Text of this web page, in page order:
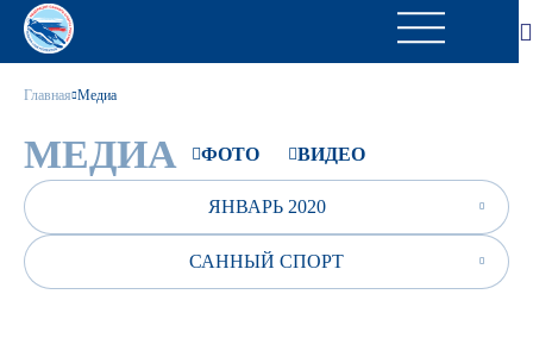
Главная Медиа
МЕДИА ФОТО ВИДЕО
ЯНВАРЬ 2020
САННЫЙ СПОРТ